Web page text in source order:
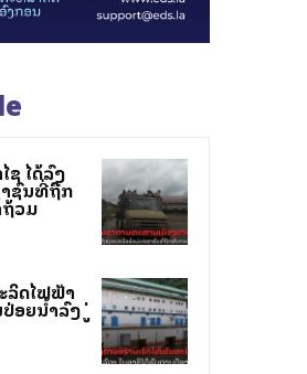
ຊ ໄດ້ລົງ
ຊົນທີ່ຖືກ
ວມ
ລິດໄຟຟ້າ
ອຍນໍ້າລົງສູ່